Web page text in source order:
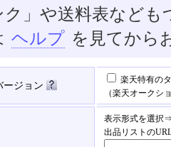
」や送料表など
ヘルプ を見てから
ージョン
楽天特有の
（楽天オークシ
表示形式を選択
出品リストの